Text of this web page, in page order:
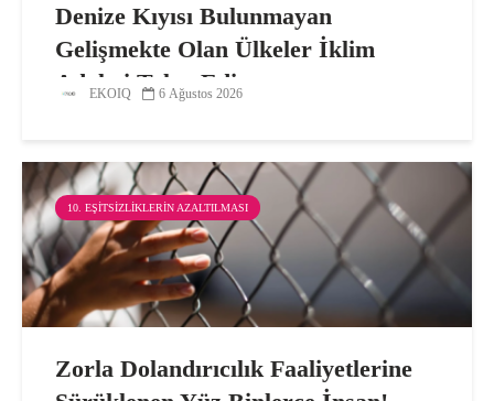
Denize Kıyısı Bulunmayan
Gelişmekte Olan Ülkeler İklim
Adaleti Talep Ediyor
EKOIQ 6 Ağustos 2026
10. EŞITSIZLIKLERIN AZALTILMASI
Zorla Dolandırıcılık Faaliyetlerine